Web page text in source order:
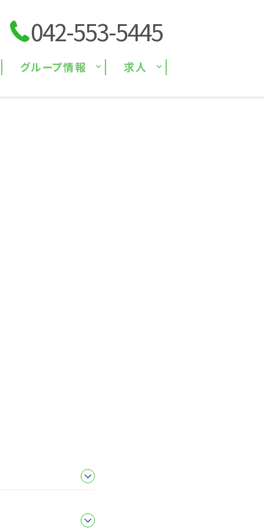
042-553-5445
グループ情報 求人